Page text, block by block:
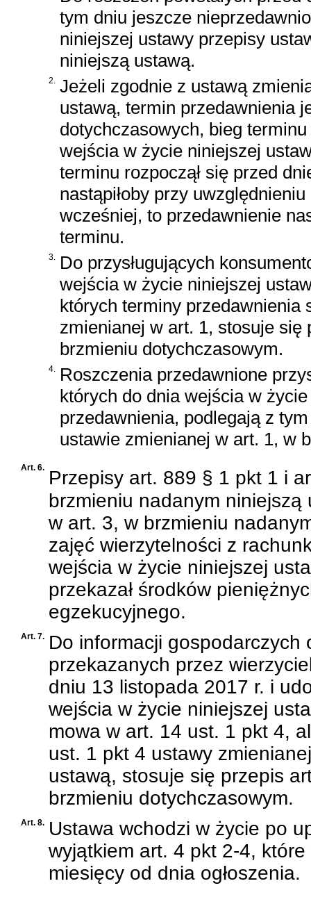
tym dniu jeszcze
niniejszej ustawy przepisy
niniejszą ustawą.
2. Jeżeli zgodnie z ustawą
ustawą, termin przedawnienia
dotychczasowych, bieg
wejścia w życie niniejszej
terminu rozpoczął się przed
nastąpiłoby przy
wcześniej, to przedawnienie
terminu.
3. Do przysługujących
wejścia w życie niniejszej
których terminy przedawnienia
zmienianej w art. 1, stosuje
brzmieniu dotychczasowym.
4. Roszczenia przedawnione
których do dnia wejścia w
przedawnienia, podlegają z
ustawie zmienianej w art. 1, w
Art. 6. Przepisy art. 889 § 1 pkt 1 i
brzmieniu nadanym
w art. 3, w brzmieniu
zajęć wierzytelności z
wejścia w życie niniejszej
przekazał środków
egzekucyjnego.
Art. 7. Do informacji gospodarczych
przekazanych przez
dniu 13 listopada 2017 r. i
wejścia w życie niniejszej
mowa w art. 14 ust. 1 pkt 4,
ust. 1 pkt 4 ustawy
ustawą, stosuje się przepis
brzmieniu dotychczasowym.
Art. 8. Ustawa wchodzi w życie po
wyjątkiem art. 4 pkt 2-4,
miesięcy od dnia ogłoszenia.